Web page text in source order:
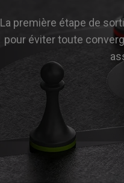
La première étape de
pour éviter toute